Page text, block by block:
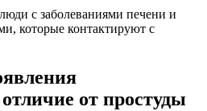
с заболеваниями печени и
которые контактируют с
от простуды